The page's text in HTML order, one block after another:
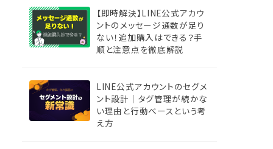
【即時解決】LINE公式アカウ
ントのメッセージ通数が足り
ない！追加購入はできる？手
順と注意点を徹底解説
LINE公式アカウントのセグメ
ント設計｜タグ管理が続かな
い理由と行動ベースという考
え方